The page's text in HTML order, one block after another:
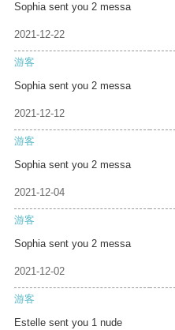
Sophia sent you 2 messa
2021-12-22
游客
Sophia sent you 2 messa
2021-12-12
游客
Sophia sent you 2 messa
2021-12-04
游客
Sophia sent you 2 messa
2021-12-02
游客
Estelle sent you 1 nude